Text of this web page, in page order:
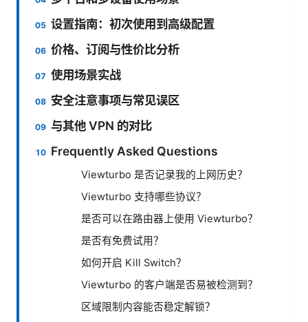
设置指南：初次使用到高级配置
价格、订阅与性价比分析
使用场景实战
安全注意事项与常见误区
与其他 VPN 的对比
Frequently Asked Questions
Viewturbo 是否记录我的上网历史？
Viewturbo 支持哪些协议？
是否可以在路由器上使用 Viewturbo？
是否有免费试用？
如何开启 Kill Switch？
Viewturbo 的客户端是否易被检测到？
区域限制内容能否稳定解锁？